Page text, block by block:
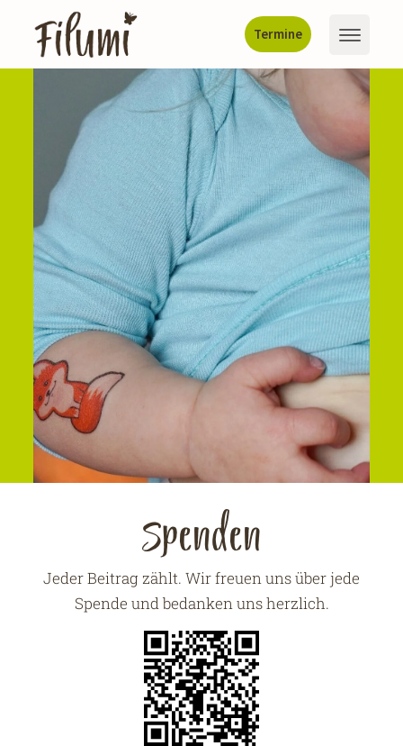
Termine
Über uns
Storys
Patienten
Behandlungen
Spenden
Spenden
Jeder Beitrag zählt. Wir freuen uns über jede
Spende und bedanken uns herzlich.